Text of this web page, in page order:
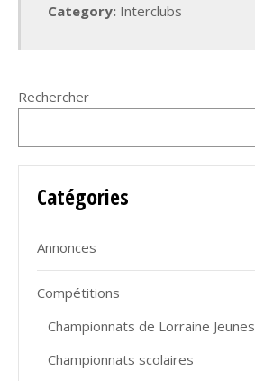
Category: Interclubs
Rechercher
Catégories
Annonces
Compétitions
Championnats de Lorraine Jeunes
Championnats scolaires